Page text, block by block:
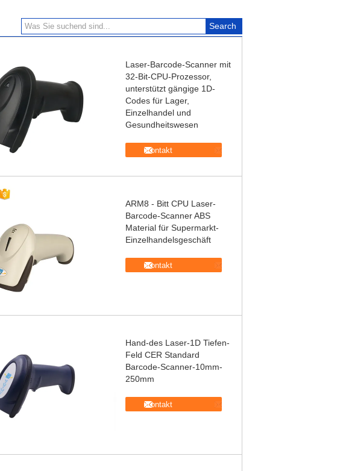
Laser-Barcode-Scanner mit
32-Bit-CPU-Prozessor,
unterstützt gängige 1D-
Codes für Lager,
Einzelhandel und
Gesundheitswesen
Kontakt
ARM8 - Bitt CPU Laser-
Barcode-Scanner ABS
Material für Supermarkt-
Einzelhandelsgeschäft
Kontakt
Hand-des Laser-1D Tiefen-
Feld CER Standard
Barcode-Scanner-10mm-
250mm
Kontakt